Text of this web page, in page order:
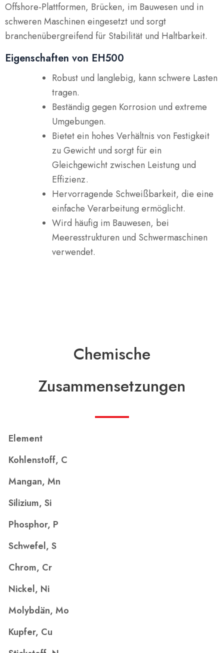
Offshore-Plattformen, Brücken, im Bauwesen und in
schweren Maschinen eingesetzt und sorgt
branchenübergreifend für Stabilität und Haltbarkeit.
Eigenschaften von EH500
Robust und langlebig, kann schwere Lasten
tragen.
Beständig gegen Korrosion und extreme
Umgebungen.
Bietet ein hohes Verhältnis von Festigkeit
zu Gewicht und sorgt für ein
Gleichgewicht zwischen Leistung und
Effizienz.
Hervorragende Schweißbarkeit, die eine
einfache Verarbeitung ermöglicht.
Wird häufig im Bauwesen, bei
Meeresstrukturen und Schwermaschinen
verwendet.
Chemische
Zusammensetzungen
Element
Kohlenstoff, C
Mangan, Mn
Silizium, Si
Phosphor, P
Schwefel, S
Chrom, Cr
Nickel, Ni
Molybdän, Mo
Kupfer, Cu